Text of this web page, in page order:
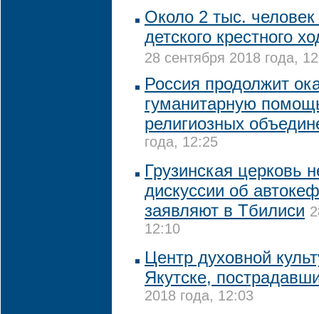
Около 2 тыс. человек
детского крестного
28 сентября 2018 года,
Россия продолжит
гуманитарную
религиозных
года, 12:25
Грузинская церковь
дискуссии об
заявляют в Тбилиси
12:10
Центр духовной
Якутске,
2018 года, 12:03